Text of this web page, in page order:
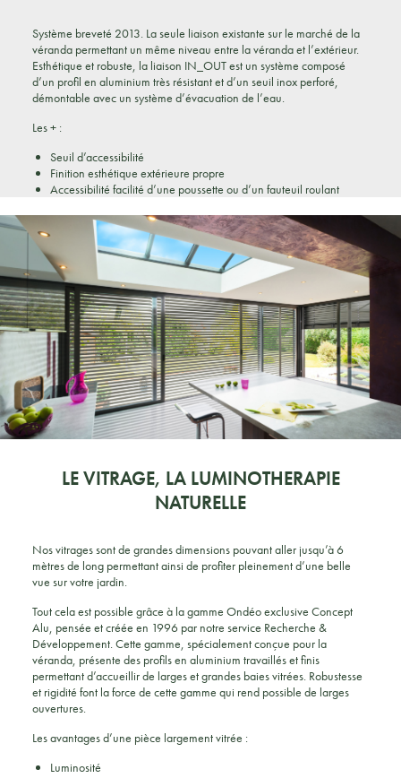
Système breveté 2013. La seule liaison existante sur le marché de la
véranda permettant un même niveau entre la véranda et l’extérieur.
Esthétique et robuste, la liaison IN_OUT est un système composé
d’un profil en aluminium très résistant et d’un seuil inox perforé,
démontable avec un système d’évacuation de l’eau.
Les + :
Seuil d’accessibilité
Finition esthétique extérieure propre
Accessibilité facilité d’une poussette ou d’un fauteuil roulant
LE VITRAGE, LA LUMINOTHERAPIE
NATURELLE
Nos vitrages sont de grandes dimensions pouvant aller jusqu’à 6
mètres de long permettant ainsi de profiter pleinement d’une belle
vue sur votre jardin.
Tout cela est possible grâce à la gamme Ondéo exclusive Concept
Alu, pensée et créée en 1996 par notre service Recherche &
Développement. Cette gamme, spécialement conçue pour la
véranda, présente des profils en aluminium travaillés et finis
permettant d’accueillir de larges et grandes baies vitrées. Robustesse
et rigidité font la force de cette gamme qui rend possible de larges
ouvertures.
Les avantages d’une pièce largement vitrée :
Luminosité